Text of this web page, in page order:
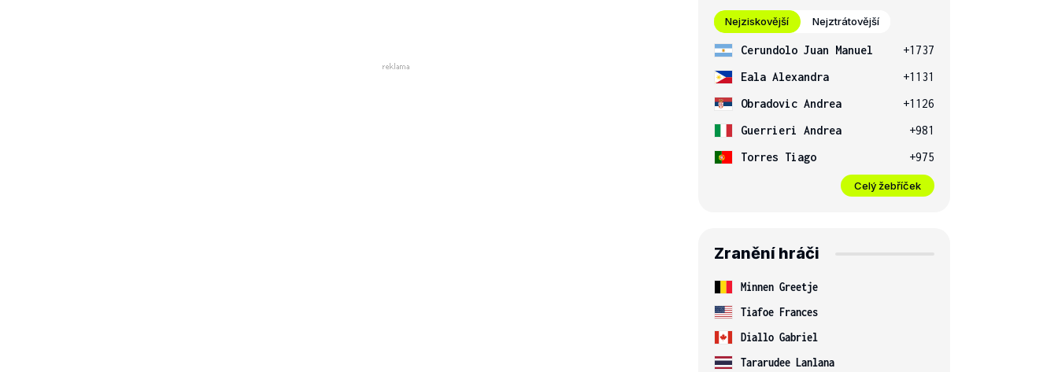
Nejziskovější Nejztrátovější
Cerundolo Juan Manuel
+1737
Eala Alexandra
+1131
Obradovic Andrea
+1126
Guerrieri Andrea
+981
Torres Tiago
+975
Celý žebříček
Zranění hráči
Minnen Greetje
Tiafoe Frances
Diallo Gabriel
Tararudee Lanlana